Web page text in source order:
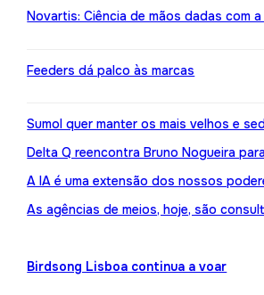
Novartis: Ciência de mãos dadas com
Feeders dá palco às marcas
Sumol quer manter os mais velhos e
Delta Q reencontra Bruno Nogueira
A IA é uma extensão dos nossos
As agências de meios, hoje, são
Birdsong Lisboa continua a voar